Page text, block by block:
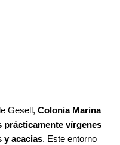
Gesell, Colonia Marina
prácticamente vírgenes
y acacias. Este entorno